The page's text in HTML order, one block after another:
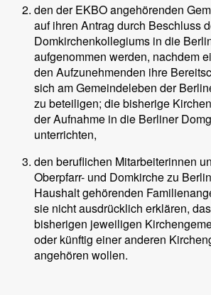
den der EKBO angehörenden
auf ihren Antrag durch Beschluss
Domkirchenkollegiums in die
aufgenommen werden, nachdem
den Aufzunehmenden ihre
sich am Gemeindeleben der
zu beteiligen; die bisherige
der Aufnahme in die Berliner
unterrichten,
den beruflichen Mitarbeiterinnen
Oberpfarr- und Domkirche zu
Haushalt gehörenden
sie nicht ausdrücklich erklären,
bisherigen jeweiligen
oder künftig einer anderen
angehören wollen.